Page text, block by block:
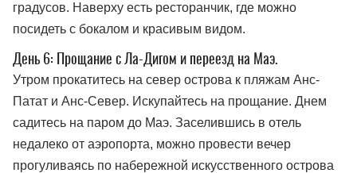
градусов. Наверху есть ресторанчик, где можно
посидеть с бокалом и красивым видом.
День 6: Прощание с Ла-Дигом и переезд на Маэ.
Утром прокатитесь на север острова к пляжам Анс-
Патат и Анс-Север. Искупайтесь на прощание. Днем
садитесь на паром до Маэ. Заселившись в отель
недалеко от аэропорта, можно провести вечер
прогуливаясь по набережной искусственного острова